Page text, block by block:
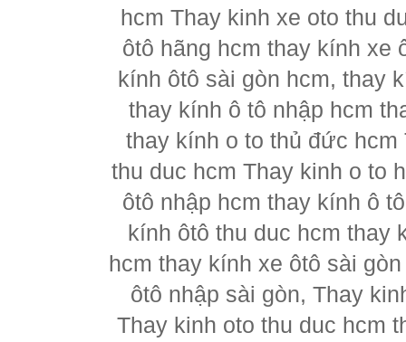
hcm Thay kinh xe oto thu
ôtô hãng hcm thay kính xe
kính ôtô sài gòn hcm, thay
thay kính ô tô nhập hcm
thay kính o to thủ đức
thu duc hcm Thay kinh o to
ôtô nhập hcm thay kính ô
kính ôtô thu duc hcm thay
hcm thay kính xe ôtô sài
ôtô nhập sài gòn, Thay
Thay kinh oto thu duc hcm